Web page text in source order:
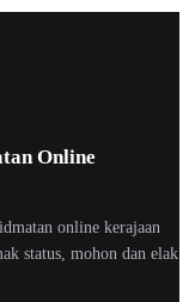
Online
online kerajaan
status, mohon dan elak